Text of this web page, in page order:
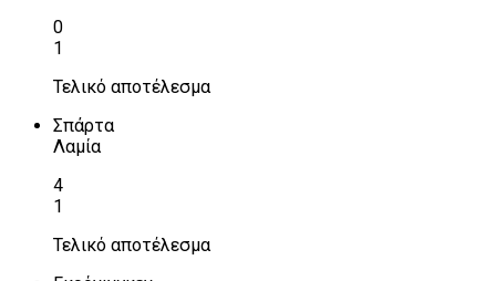
0
1
Τελικό αποτέλεσμα
Σπάρτα
Λαμία
4
1
Τελικό αποτέλεσμα